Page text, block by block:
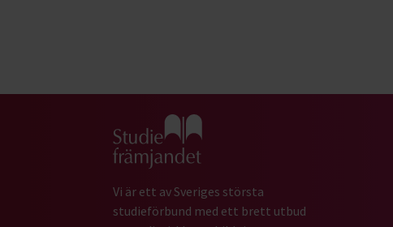
Gå till studiefrämjandets startsida
Vi är ett av Sveriges största
studieförbund med ett brett utbud